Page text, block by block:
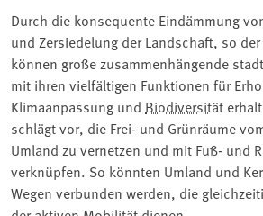
Durch die konsequente Eindämmung
und Zersiedelung der Landschaft, so
können große zusammenhängende
mit ihren vielfältigen Funktionen für
Klimaanpassung und Biodiversität
schlägt vor, die Frei- und Grünräume
Umland zu vernetzen und mit Fuß- und
verknüpfen. So könnten Umland und
Wegen verbunden werden, die